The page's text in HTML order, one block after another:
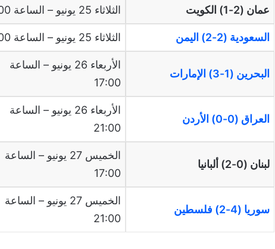
عمان (2-1) الكويت الثلاثاء 25 يونيو – الساعة 17:00
السعودية (2-2) اليمن الثلاثاء 25 يونيو – الساعة 21:00
البحرين (1-3) الإمارات
الأربعاء 26 يونيو – الساعة
17:00
العراق (0-0) الأردن
الأربعاء 26 يونيو – الساعة
21:00
لبنان (0-2) ألبانيا
الخميس 27 يونيو – الساعة
17:00
سوريا (4-2) فلسطين
الخميس 27 يونيو – الساعة
21:00